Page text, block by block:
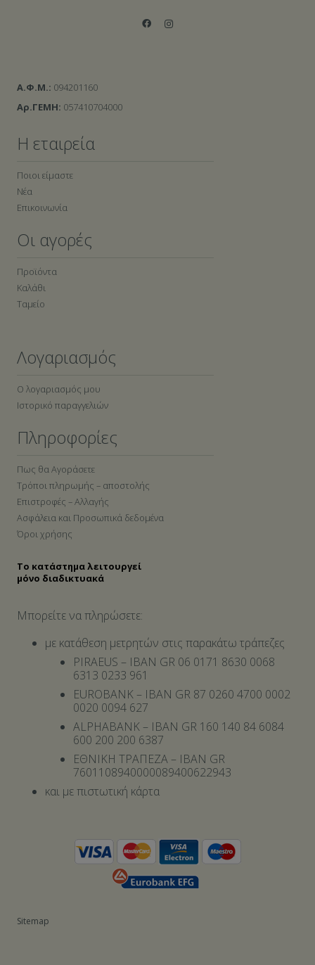
Α.Φ.Μ.: 094201160
Αρ.ΓΕΜΗ: 057410704000
Η εταιρεία
Ποιοι είμαστε
Νέα
Επικοινωνία
Οι αγορές
Προϊόντα
Καλάθι
Ταμείο
Λογαριασμός
Ο λογαριασμός μου
Ιστορικό παραγγελιών
Πληροφορίες
Πως θα Αγοράσετε
Τρόποι πληρωμής – αποστολής
Επιστροφές – Αλλαγής
Ασφάλεια και Προσωπικά δεδομένα
Όροι χρήσης
Το κατάστημα λειτουργεί
μόνο διαδικτυακά
Μπορείτε να πληρώσετε:
με κατάθεση μετρητών στις παρακάτω τράπεζες
PIRAEUS – IBAN GR 06 0171 8630 0068
6313 0233 961
EUROBANK – IBAN GR 87 0260 4700 0002
0020 0094 627
ALPHABANK – IBAN GR 160 140 84 6084
600 200 200 6387
ΕΘΝΙΚΗ ΤΡΑΠΕΖΑ – IBAN GR
7601108940000089400622943
και με πιστωτική κάρτα
Sitemap